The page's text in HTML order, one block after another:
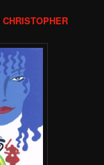
CHRISTOPHER